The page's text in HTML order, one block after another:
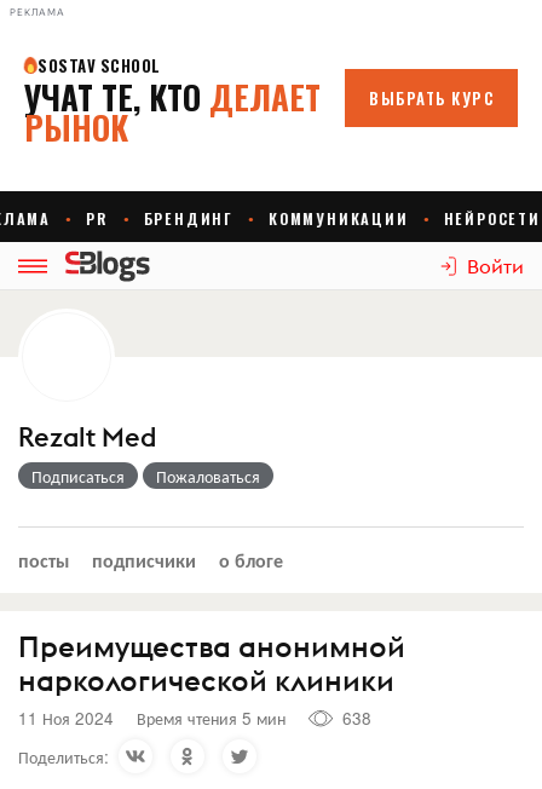
РЕКЛАМА
Войти
Rezalt Med
Подписаться Пожаловаться
посты подписчики о блоге
Преимущества анонимной
наркологической клиники
11 Ноя 2024 Время чтения 5 мин
638
Поделиться: